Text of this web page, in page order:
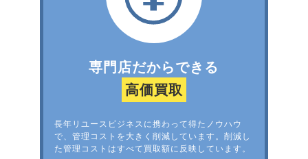
専門店だからできる
高価買取
長年リユースビジネスに携わって得たノウハウ
で、管理コストを大きく削減しています。削減し
た管理コストはすべて買取額に反映しています。